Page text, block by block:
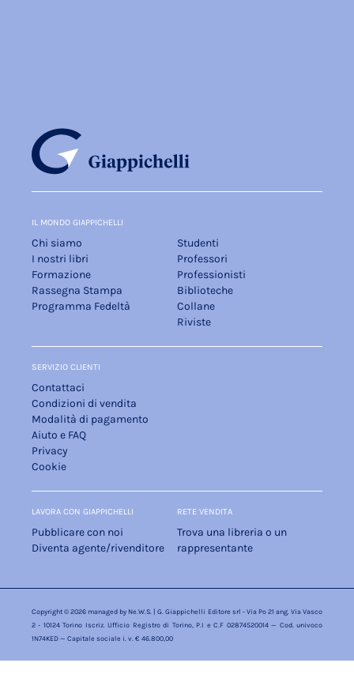
IL MONDO GIAPPICHELLI
Chi siamo
I nostri libri
Formazione
Rassegna Stampa
Programma Fedeltà
Studenti
Professori
Professionisti
Biblioteche
Collane
Riviste
SERVIZIO CLIENTI
Contattaci
Condizioni di vendita
Modalità di pagamento
Aiuto e FAQ
Privacy
Cookie
LAVORA CON GIAPPICHELLI
Pubblicare con noi
Diventa agente/rivenditore
RETE VENDITA
Trova una libreria o un
rappresentante
Copyright © 2026 managed by Ne.W.S. | G. Giappichelli Editore srl - Via Po 21 ang. Via Vasco
2 - 10124 Torino Iscriz. Ufficio Registro di Torino, P.I e C.F 02874520014 — Cod. univoco
1N74KED — Capitale sociale i. v. € 46.800,00